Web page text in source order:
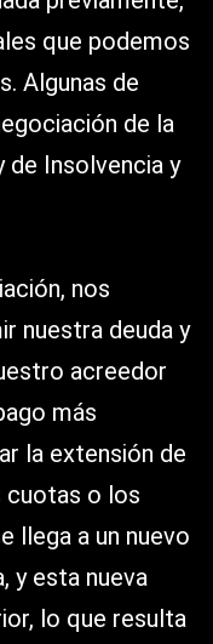
que podemos
Algunas de
de la
de Insolvencia y
nos
nuestra deuda y
acreedor
más
la extensión de
cuotas o los
llega a un nuevo
y esta nueva
lo que resulta